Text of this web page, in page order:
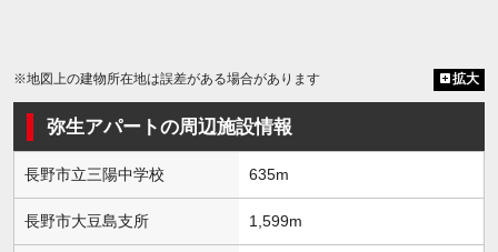
※地図上の建物所在地は誤差がある場合があります 拡大
弥生アパートの周辺施設情報
長野市立三陽中学校 635m
長野市大豆島支所 1,599m